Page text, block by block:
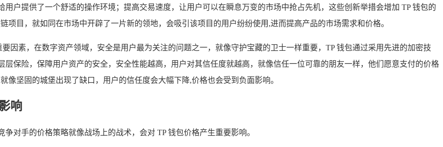
户提供了一个舒适的操作环境；提高交易速度，让用户可以在瞬息万变的市场中抢占先机，这些创新举措会增加 TP 钱包的
项目，就如同在市场中开辟了一片新的领地，会吸引该项目的用户纷纷使用,进而提高产品的市场需求和价格。
因素，在数字资产领域，安全是用户最为关注的问题之一，就像守护宝藏的卫士一样重要，TP 钱包通过采用先进的加密技
保险，保障用户资产的安全，安全性能越高，用户对其信任度就越高，就像信任一位可靠的朋友一样，他们愿意支付的价格
像坚固的城堡出现了缺口，用户的信任度会大幅下降,价格也会受到负面影响。
响
对手的价格策略就像战场上的战术，会对 TP 钱包价格产生重要影响。